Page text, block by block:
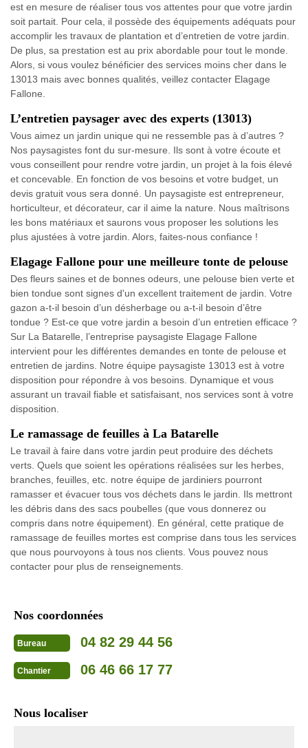
est en mesure de réaliser tous vos attentes pour que votre jardin
soit partait. Pour cela, il possède des équipements adéquats pour
accomplir les travaux de plantation et d’entretien de votre jardin.
De plus, sa prestation est au prix abordable pour tout le monde.
Alors, si vous voulez bénéficier des services moins cher dans le
13013 mais avec bonnes qualités, veillez contacter Elagage
Fallone.
L’entretien paysager avec des experts (13013)
Vous aimez un jardin unique qui ne ressemble pas à d’autres ?
Nos paysagistes font du sur-mesure. Ils sont à votre écoute et
vous conseillent pour rendre votre jardin, un projet à la fois élevé
et concevable. En fonction de vos besoins et votre budget, un
devis gratuit vous sera donné. Un paysagiste est entrepreneur,
horticulteur, et décorateur, car il aime la nature. Nous maîtrisons
les bons matériaux et saurons vous proposer les solutions les
plus ajustées à votre jardin. Alors, faites-nous confiance !
Elagage Fallone pour une meilleure tonte de pelouse
Des fleurs saines et de bonnes odeurs, une pelouse bien verte et
bien tondue sont signes d'un excellent traitement de jardin. Votre
gazon a-t-il besoin d’un désherbage ou a-t-il besoin d’être
tondue ? Est-ce que votre jardin a besoin d’un entretien efficace ?
Sur La Batarelle, l’entreprise paysagiste Elagage Fallone
intervient pour les différentes demandes en tonte de pelouse et
entretien de jardins. Notre équipe paysagiste 13013 est à votre
disposition pour répondre à vos besoins. Dynamique et vous
assurant un travail fiable et satisfaisant, nos services sont à votre
disposition.
Le ramassage de feuilles à La Batarelle
Le travail à faire dans votre jardin peut produire des déchets
verts. Quels que soient les opérations réalisées sur les herbes,
branches, feuilles, etc. notre équipe de jardiniers pourront
ramasser et évacuer tous vos déchets dans le jardin. Ils mettront
les débris dans des sacs poubelles (que vous donnerez ou
compris dans notre équipement). En général, cette pratique de
ramassage de feuilles mortes est comprise dans tous les services
que nous pourvoyons à tous nos clients. Vous pouvez nous
contacter pour plus de renseignements.
Nos coordonnées
Bureau 04 82 29 44 56
Chantier 06 46 66 17 77
Nous localiser